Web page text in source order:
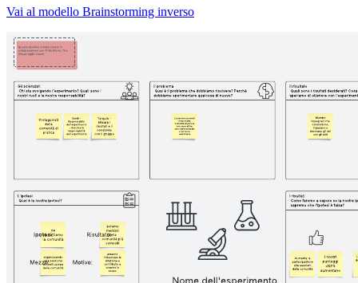
Vai al modello Brainstorming inverso